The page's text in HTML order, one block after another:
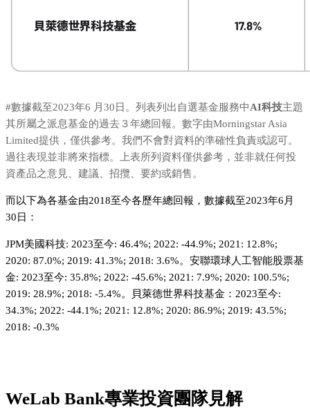
#數據截至2023年6 月30日。列表列出自選基金服務中AI科技主題
其所屬之派息基金的過去３年總回報。數字由Morningstar Asia
Limited提供，僅供參考。我們不會對資料的準確性負責或認可。
過往表現並非將來指標。上表所列資料僅供參考，並非就任何投
資產品之意見、建議、招攬、要約或銷售。
而以下為各基金由2018至今各歷年總回報，數據截至2023年6月
30日：
JPM美國科技: 2023至今: 46.4%; 2022: -44.9%; 2021: 12.8%;
2020: 87.0%; 2019: 41.3%; 2018: 3.6%。安聯環球人工智能股票基
金: 2023至今: 35.8%; 2022: -45.6%; 2021: 7.9%; 2020: 100.5%;
2019: 28.9%; 2018: -5.4%。貝萊德世界科技基金：2023至今:
34.3%; 2022: -44.1%; 2021: 12.8%; 2020: 86.9%; 2019: 43.5%;
2018: -0.3%
WeLab Bank專業投資團隊見解